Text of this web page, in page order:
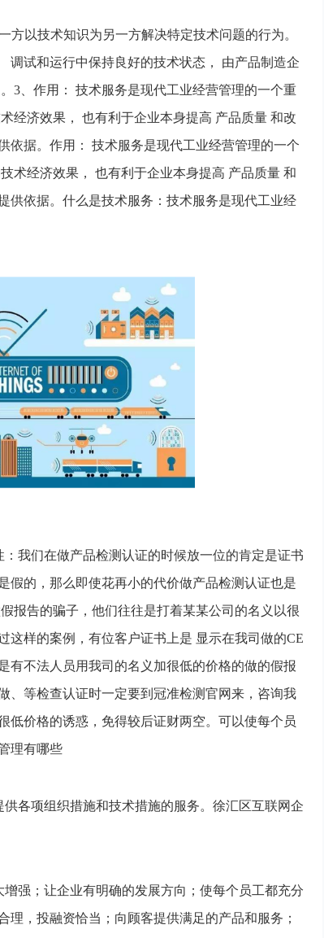
方以技术知识为另一方解决特定技术问题的行为。
调试和运行中保持良好的技术状态， 由产品制造企
3、作用： 技术服务是现代工业经营管理的一个重
经济效果， 也有利于企业本身提高 产品质量 和改
依据。作用： 技术服务是现代工业经营管理的一个
术经济效果， 也有利于企业本身提高 产品质量 和
供依据。什么是技术服务：技术服务是现代工业经
我们在做产品检测认证的时候放一位的肯定是证书
假的，那么即使花再小的代价做产品检测认证也是
报告的骗子，他们往往是打着某某公司的名义以很
这样的案例，有位客户证书上是 显示在我司做的CE
有不法人员用我司的名义加很低的价格的做的假报
、等检查认证时一定要到冠准检测官网来，咨询我
低价格的诱惑，免得较后证财两空。可以使每个员
理有哪些
各项组织措施和技术措施的服务。徐汇区互联网企
强；让企业有明确的发展方向；使每个员工都充分
，投融资恰当；向顾客提供满足的产品和服务；